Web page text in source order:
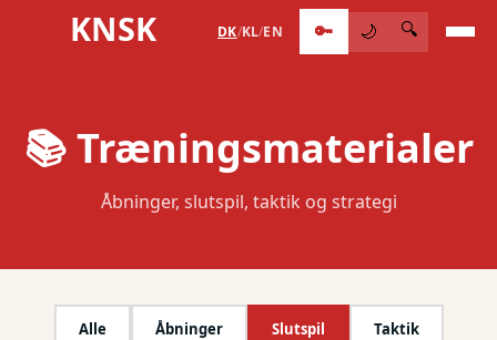
KNSK DK/KL/EN 🔑 🌙 🔍
📚 Træningsmaterialer
Åbninger, slutspil, taktik og strategi
Alle Åbninger Slutspil Taktik